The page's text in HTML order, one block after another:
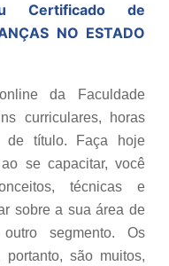
Certificado de
NO ESTADO
da Faculdade
curriculares, horas
de título. Faça hoje
se capacitar, você
técnicas e
sobre a sua área de
segmento. Os
são muitos,